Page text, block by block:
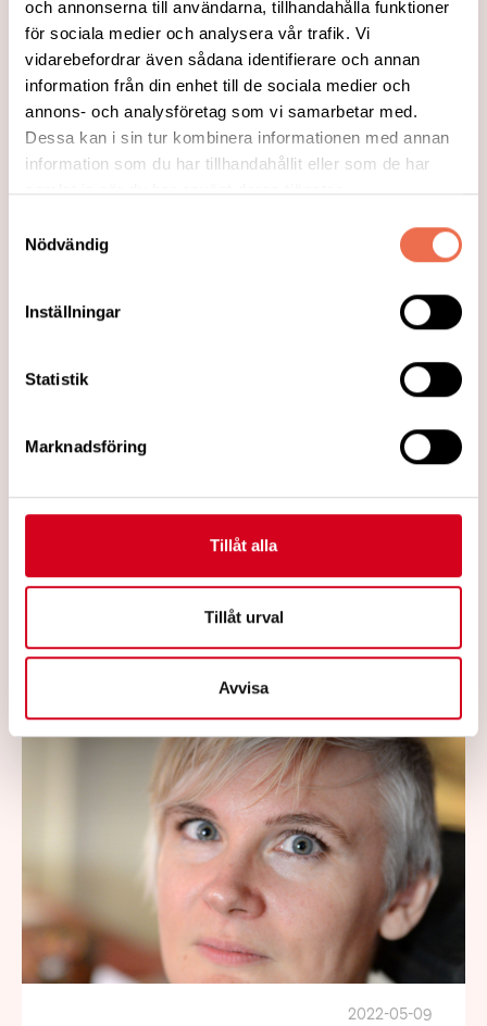
och annonserna till användarna, tillhandahålla funktioner
för sociala medier och analysera vår trafik. Vi
vidarebefordrar även sådana identifierare och annan
information från din enhet till de sociala medier och
annons- och analysföretag som vi samarbetar med.
Dessa kan i sin tur kombinera informationen med annan
information som du har tillhandahållit eller som de har
samlat in när du har använt deras tjänster.
Nödvändig
Inställningar
Statistik
Marknadsföring
Tillåt alla
Tillåt urval
Avvisa
Polisen hade rätt att säga upp MS-
Fackförbundet ST förlorade målet om en
Arbetsdomstolen gick på arbetsgivarens
hade rätt att säga upp en MS-sjuk kvinna
som arbetat i myndigheten i 20 år.
Fackförbundet ST blir därmed skyldigt att
2022-05-09